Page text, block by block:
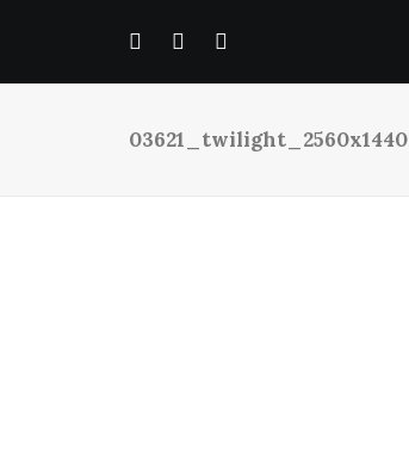
03621_twilight_2560x1440